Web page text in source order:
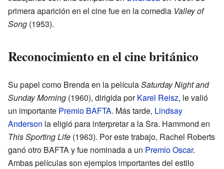
primera aparición en el cine fue en la comedia Valley of
Song (1953).
Reconocimiento en el cine británico
Su papel como Brenda en la películaSaturday Night and
Sunday Morning (1960), dirigida porKarel Reisz, le valió
un importante Premio BAFTA. Más tarde, Lindsay
Anderson la eligió para interpretar a la Sra. Hammond en
This Sporting Life (1963). Por este trabajo, Rachel Roberts
ganó otro BAFTA y fue nominada a un Premio Oscar.
Ambas películas son ejemplos importantes del estilo